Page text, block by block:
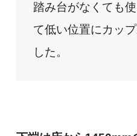
踏み台がなくても
て低い位置にカッ
した。